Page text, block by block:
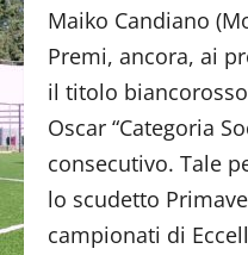
Maiko Candiano
Premi, ancora, ai
il titolo
Oscar “Categoria
consecutivo. Tale
lo scudetto
campionati di